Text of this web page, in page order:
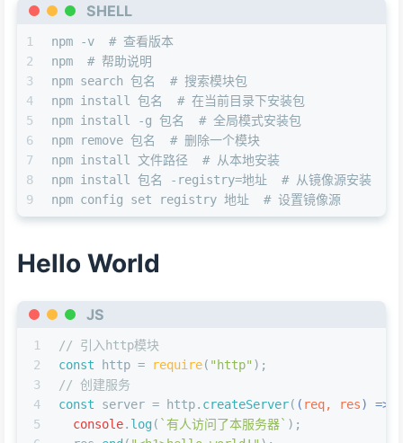
SHELL
1
2
3
4
5
6
7
8
9
npm -v  # 查看版本
npm  # 帮助说明
npm search 包名  # 搜索模块包
npm install 包名  # 在当前目录下安装包
npm install -g 包名  # 全局模式安装包
npm remove 包名  # 删除一个模块
npm install 文件路径  # 从本地安装
npm install 包名 -registry=地址  # 从镜像源安装
npm config set registry 地址  # 设置镜像源
Hello World
JS
1
2
3
4
5
// 引入http模块
const http = require( "http" );
// 创建服务
const server = http. createServer( ( req, res) =>
console. log( `有人访问了本服务器` );